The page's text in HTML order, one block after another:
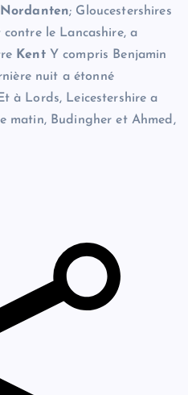
Nordanten; Gloucestershires
le Lancashire, a
KentY compris Benjamin
nuit a étonné
à Lords, Leicestershire a
matin, Budingher et Ahmed,